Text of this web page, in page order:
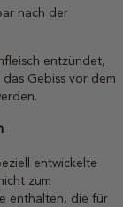
nach der
entzündet,
Gebiss vor dem
entwickelte
zum
enthalten, die für